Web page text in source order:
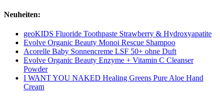
Neuheiten:
geoKIDS Fluoride Toothpaste Strawberry & Hydroxyapatite
Evolve Organic Beauty Monoi Rescue Shampoo
Acorelle Baby Sonnencreme LSF 50+ ohne Duft
Evolve Organic Beauty Enzyme + Vitamin C Cleanser
Powder
I WANT YOU NAKED Healing Greens Pure Aloe Hand
Cream